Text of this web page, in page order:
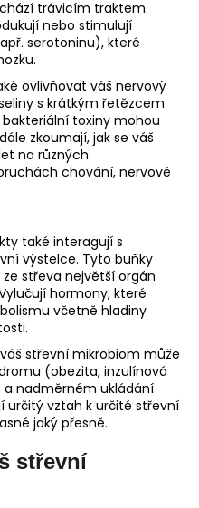
trávicím traktem.
nebo stimulují
serotoninu), které
ovlivňovat váš nervový
s krátkým řetězcem
toxiny mohou
zkoumají, jak se váš
na různých
chování, nervové
také interagují s
výstelce. Tyto buňky
střeva největší orgán
hormony, které
včetně hladiny
střevní mikrobiom může
(obezita, inzulínová
nadměrném ukládání
určitý vztah k určité střevní
jaký přesně.
střevní